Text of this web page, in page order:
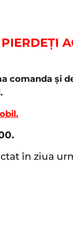
comanda și
în ziua